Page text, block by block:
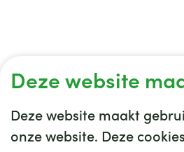
Deze website
Deze website maakt
onze website. Deze